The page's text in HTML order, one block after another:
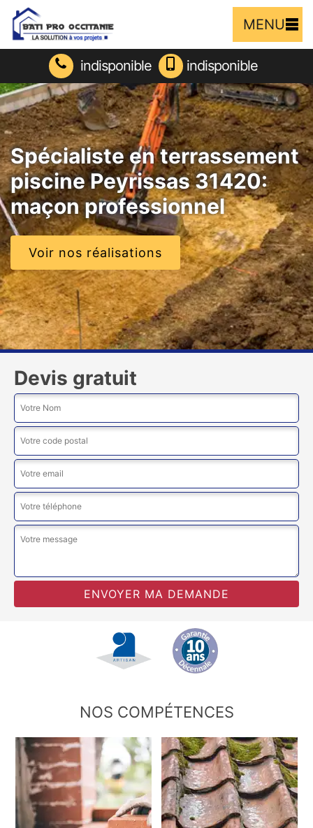
MENU
indisponible indisponible
Spécialiste en terrassement
piscine Peyrissas 31420:
maçon professionnel
Voir nos réalisations
Devis gratuit
NOS COMPÉTENCES